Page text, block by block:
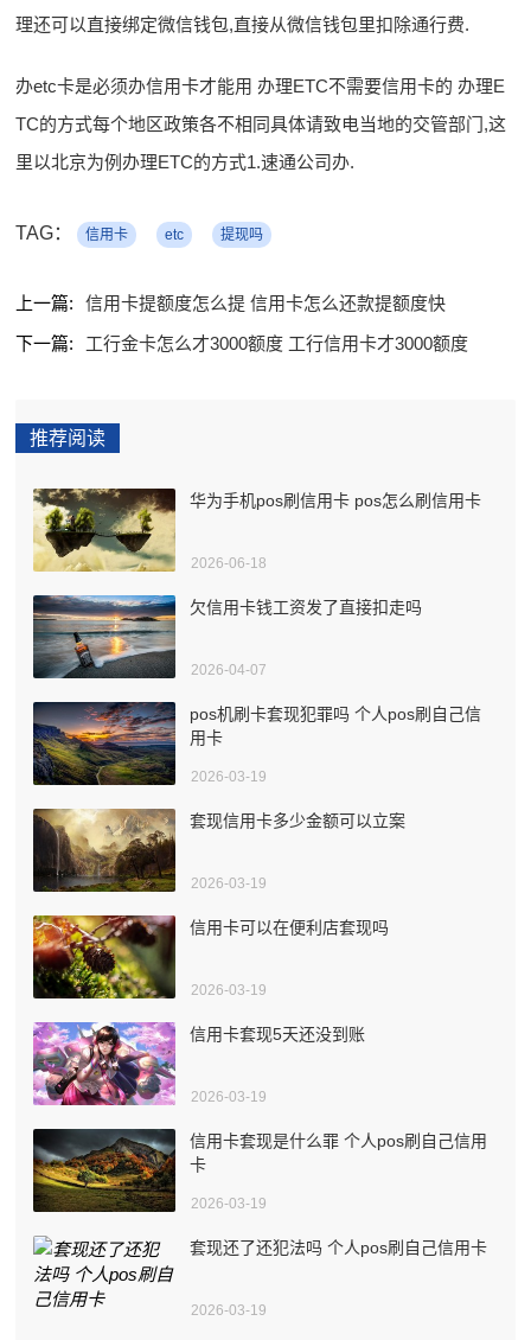
理还可以直接绑定微信钱包,直接从微信钱包里扣除通行费.
办etc卡是必须办信用卡才能用 办理ETC不需要信用卡的 办理E
TC的方式每个地区政策各不相同具体请致电当地的交管部门,这
里以北京为例办理ETC的方式1.速通公司办.
TAG： 信用卡 etc 提现吗
上一篇:
信用卡提额度怎么提 信用卡怎么还款提额度快
下一篇:
工行金卡怎么才3000额度 工行信用卡才3000额度
推荐阅读
华为手机pos刷信用卡 pos怎么刷信用卡
2026-06-18
欠信用卡钱工资发了直接扣走吗
2026-04-07
pos机刷卡套现犯罪吗 个人pos刷自己信
用卡
2026-03-19
套现信用卡多少金额可以立案
2026-03-19
信用卡可以在便利店套现吗
2026-03-19
信用卡套现5天还没到账
2026-03-19
信用卡套现是什么罪 个人pos刷自己信用
卡
2026-03-19
套现还了还犯法吗 个人pos刷自己信用卡
2026-03-19